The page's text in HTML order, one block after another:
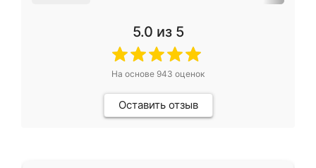
5.0 из 5
На основе 943 оценок
Оставить отзыв